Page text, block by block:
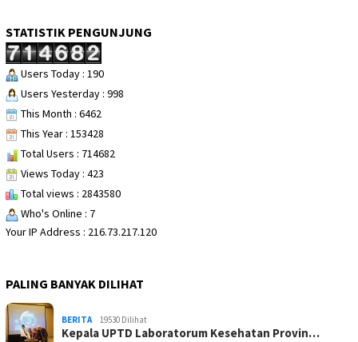
STATISTIK PENGUNJUNG
Users Today : 190
Users Yesterday : 998
This Month : 6462
This Year : 153428
Total Users : 714682
Views Today : 423
Total views : 2843580
Who's Online : 7
Your IP Address : 216.73.217.120
PALING BANYAK DILIHAT
BERITA 19530 Dilihat
Kepala UPTD Laboratorum Kesehatan Provin…